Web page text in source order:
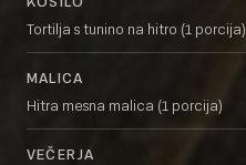
Tortilja s tunino na hitro (1 porcija)
MALICA
Hitra mesna malica (1 porcija)
VEČERJA